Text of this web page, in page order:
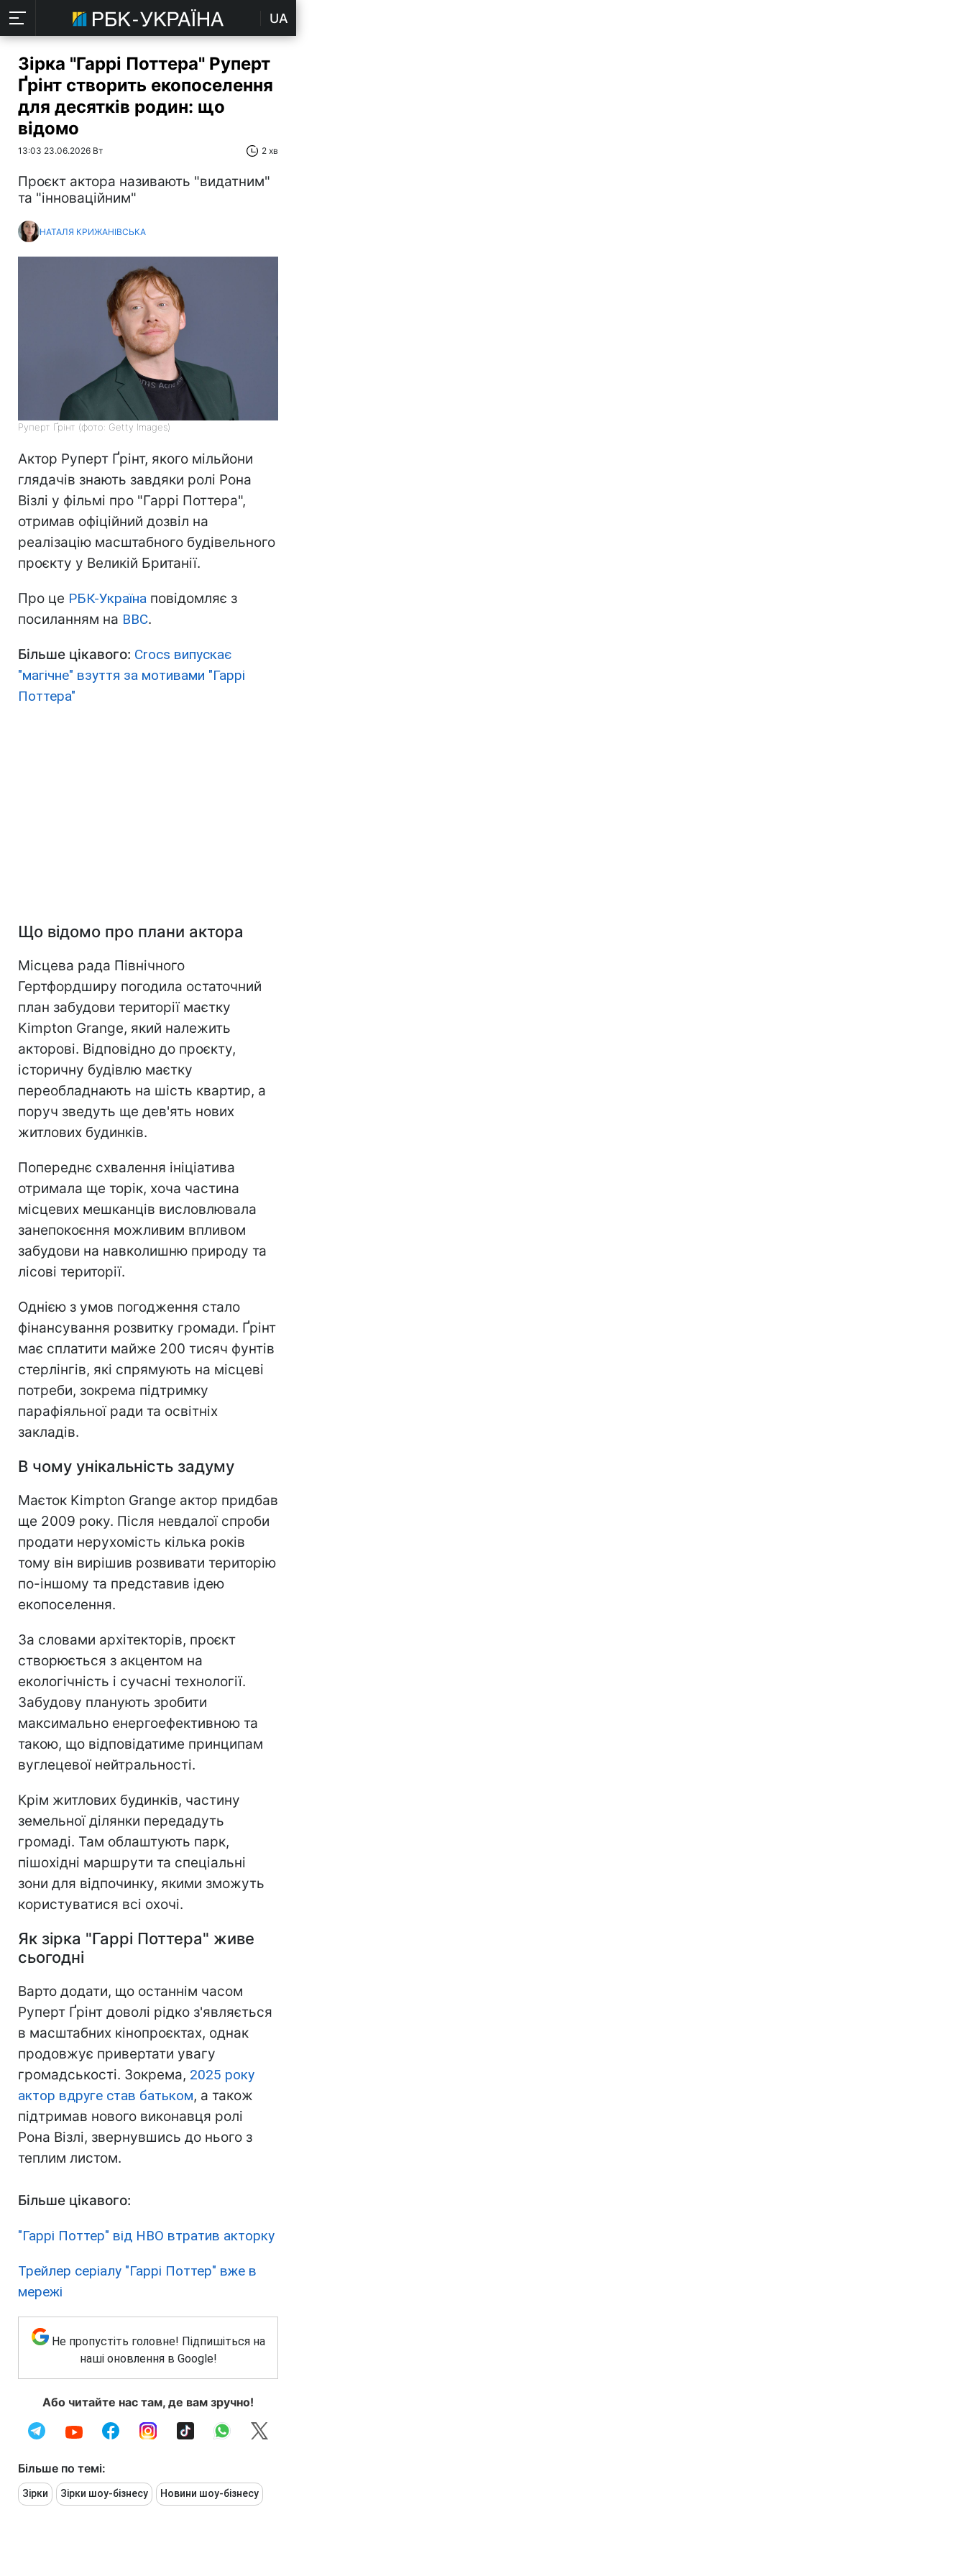
UA
Зірка "Гаррі Поттера" Руперт
Ґрінт створить екопоселення
для десятків родин: що
відомо
13:03 23.06.2026 Вт 2 хв
Проєкт актора називають "видатним"
та "інноваційним"
НАТАЛЯ КРИЖАНІВСЬКА
Руперт Ґрінт (фото: Getty Images)
Актор Руперт Ґрінт, якого мільйони
глядачів знають завдяки ролі Рона
Візлі у фільмі про "Гаррі Поттера",
отримав офіційний дозвіл на
реалізацію масштабного будівельного
проєкту у Великій Британії.
Про це РБК-Україна повідомляє з
посиланням на BBC.
Більше цікавого: Crocs випускає
"магічне" взуття за мотивами "Гаррі
Поттера"
Що відомо про плани актора
Місцева рада Північного
Гертфордширу погодила остаточний
план забудови території маєтку
Kimpton Grange, який належить
акторові. Відповідно до проєкту,
історичну будівлю маєтку
переобладнають на шість квартир, а
поруч зведуть ще дев'ять нових
житлових будинків.
Попереднє схвалення ініціатива
отримала ще торік, хоча частина
місцевих мешканців висловлювала
занепокоєння можливим впливом
забудови на навколишню природу та
лісові території.
Однією з умов погодження стало
фінансування розвитку громади. Ґрінт
має сплатити майже 200 тисяч фунтів
стерлінгів, які спрямують на місцеві
потреби, зокрема підтримку
парафіяльної ради та освітніх
закладів.
В чому унікальність задуму
Маєток Kimpton Grange актор придбав
ще 2009 року. Після невдалої спроби
продати нерухомість кілька років
тому він вирішив розвивати територію
по-іншому та представив ідею
екопоселення.
За словами архітекторів, проєкт
створюється з акцентом на
екологічність і сучасні технології.
Забудову планують зробити
максимально енергоефективною та
такою, що відповідатиме принципам
вуглецевої нейтральності.
Крім житлових будинків, частину
земельної ділянки передадуть
громаді. Там облаштують парк,
пішохідні маршрути та спеціальні
зони для відпочинку, якими зможуть
користуватися всі охочі.
Як зірка "Гаррі Поттера" живе
сьогодні
Варто додати, що останнім часом
Руперт Ґрінт доволі рідко з'являється
в масштабних кінопроєктах, однак
продовжує привертати увагу
громадськості. Зокрема, 2025 року
актор вдруге став батьком, а також
підтримав нового виконавця ролі
Рона Візлі, звернувшись до нього з
теплим листом.
Більше цікавого:
"Гаррі Поттер" від HBO втратив акторку
Трейлер серіалу "Гаррі Поттер" вже в
мережі
Не пропустіть головне! Підпишіться на
наші оновлення в Google!
Або читайте нас там, де вам зручно!
Більше по темі:
Зірки Зірки шоу-бізнесу Новини шоу-бізнесу